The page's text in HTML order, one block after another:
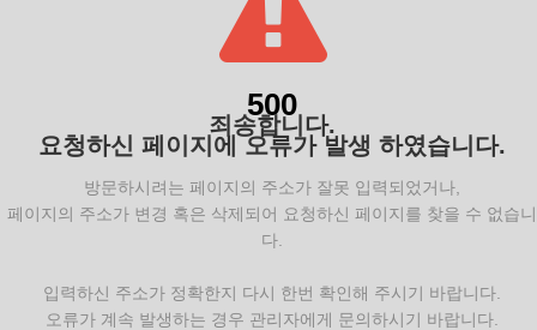
500
죄송합니다.
요청하신 페이지에 오류가 발생 하였습니다.
방문하시려는 페이지의 주소가 잘못 입력되었거나,
페이지의 주소가 변경 혹은 삭제되어 요청하신 페이지를 찾을 수 없습니
다.
입력하신 주소가 정확한지 다시 한번 확인해 주시기 바랍니다.
오류가 계속 발생하는 경우 관리자에게 문의하시기 바랍니다.